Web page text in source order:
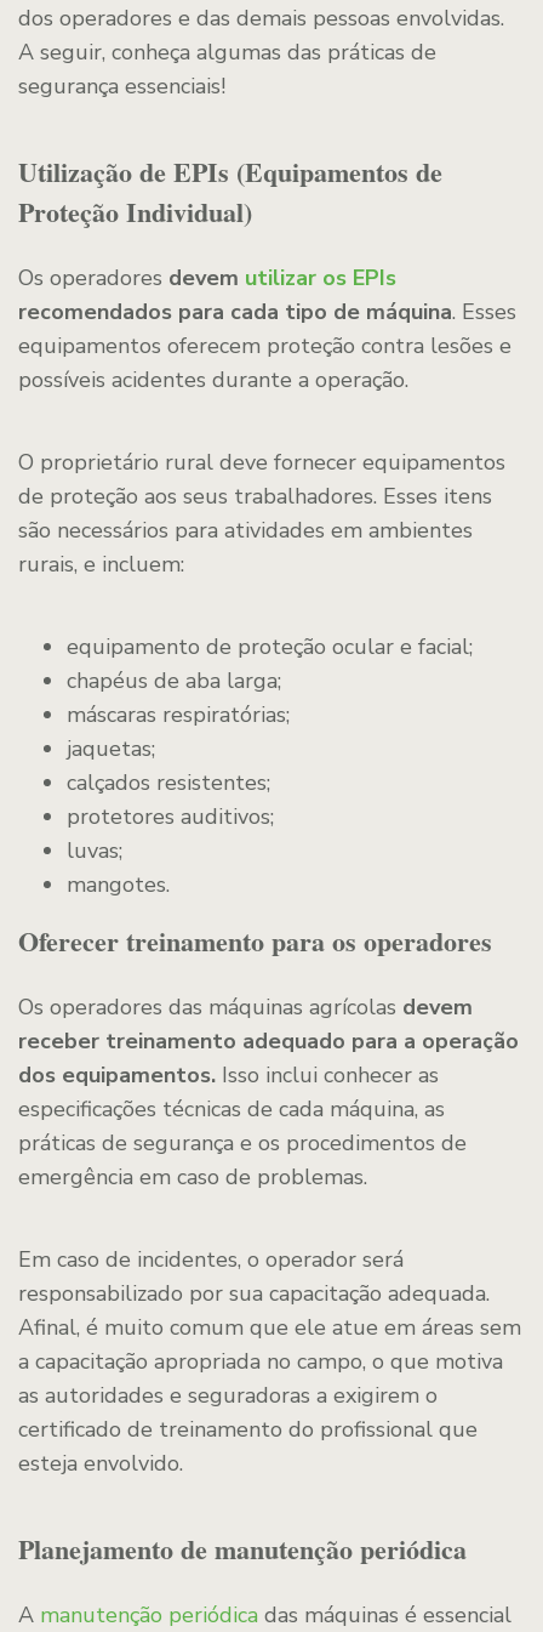
dos operadores e das demais pessoas envolvidas.
A seguir, conheça algumas das práticas de
segurança essenciais!
Utilização de EPIs (Equipamentos de
Proteção Individual)
Os operadores devem utilizar os EPIs
recomendados para cada tipo de máquina. Esses
equipamentos oferecem proteção contra lesões e
possíveis acidentes durante a operação.
O proprietário rural deve fornecer equipamentos
de proteção aos seus trabalhadores. Esses itens
são necessários para atividades em ambientes
rurais, e incluem:
equipamento de proteção ocular e facial;
chapéus de aba larga;
máscaras respiratórias;
jaquetas;
calçados resistentes;
protetores auditivos;
luvas;
mangotes.
Oferecer treinamento para os operadores
Os operadores das máquinas agrícolas devem
receber treinamento adequado para a operação
dos equipamentos. Isso inclui conhecer as
especificações técnicas de cada máquina, as
práticas de segurança e os procedimentos de
emergência em caso de problemas.
Em caso de incidentes, o operador será
responsabilizado por sua capacitação adequada.
Afinal, é muito comum que ele atue em áreas sem
a capacitação apropriada no campo, o que motiva
as autoridades e seguradoras a exigirem o
certificado de treinamento do profissional que
esteja envolvido.
Planejamento de manutenção periódica
A manutenção periódica das máquinas é essencial